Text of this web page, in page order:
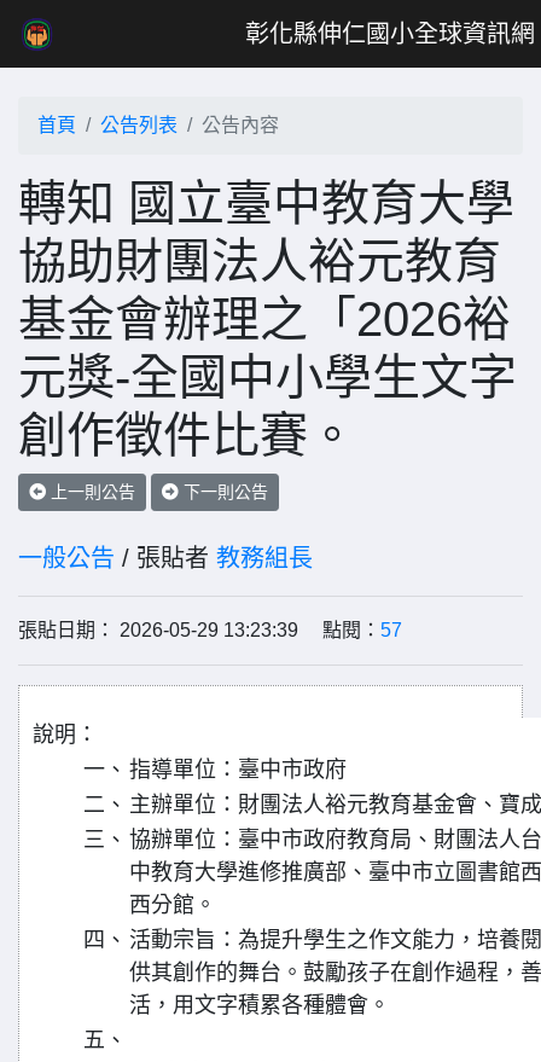
彰化縣伸仁國小全球資訊網
首頁 公告列表 公告內容
轉知 國立臺中教育大學
協助財團法人裕元教育
基金會辦理之「2026裕
元獎-全國中小學生文字
創作徵件比賽。
上一則公告 下一則公告
一般公告 / 張貼者 教務組長
張貼日期： 2026-05-29 13:23:39 點閱： 57
說明：
一、 指導單位：臺中市政府
二、 主辦單位：財團法人裕元教育基金會、寶
三、 協辦單位：臺中市政府教育局、財團法人
中教育大學進修推廣部、臺中市立圖書館
西分館。
四、 活動宗旨：為提升學生之作文能力，培養
供其創作的舞台。鼓勵孩子在創作過程，
活，用文字積累各種體會。
五、